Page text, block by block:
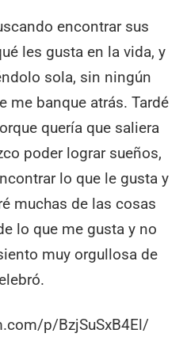
encontrar sus
les gusta en la vida, y
sola, sin ningún
me banque atrás. Tardé
quería que saliera
poder lograr sueños,
lo que le gusta y
muchas de las cosas
lo que me gusta y no
muy orgullosa de
p/BzjSuSxB4El/